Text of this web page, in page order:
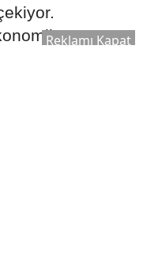
Reklamı Kapat